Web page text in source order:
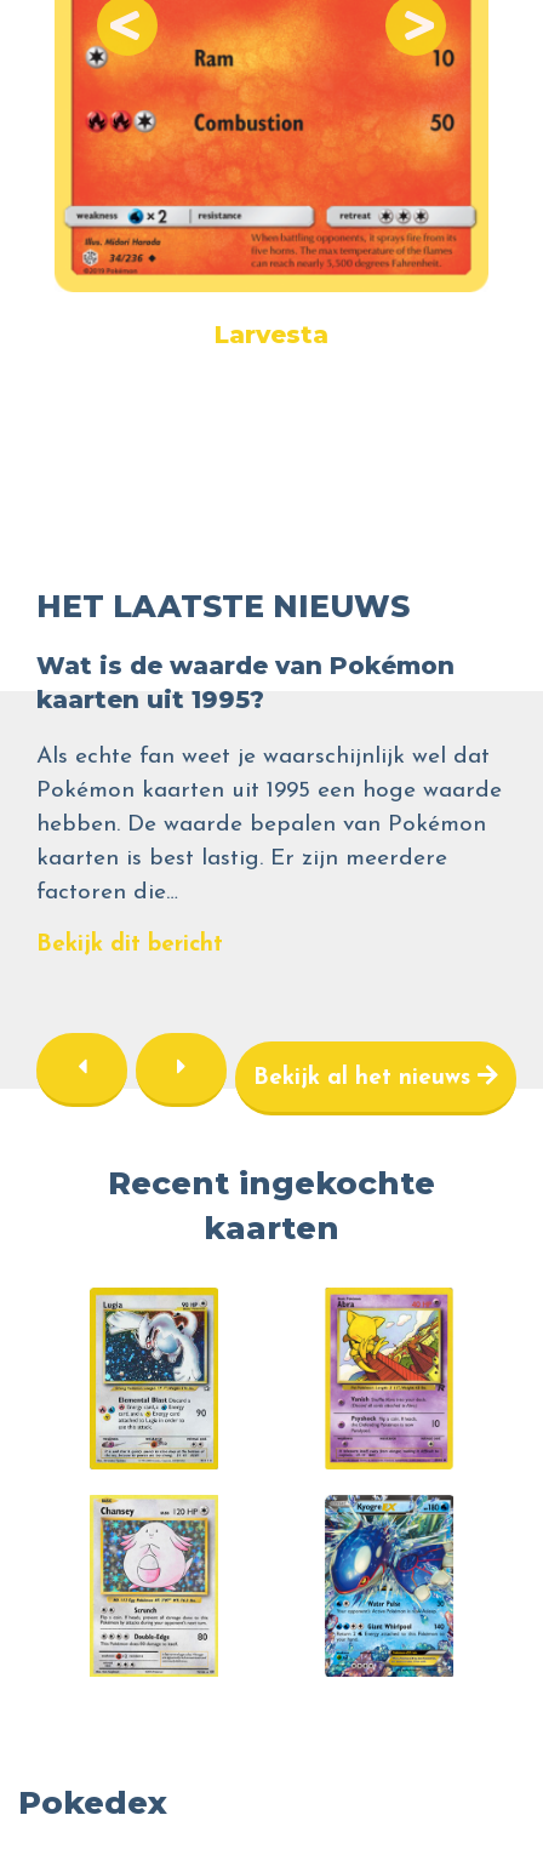
Larvesta
HET LAATSTE NIEUWS
Wat is de waarde van Pokémon
kaarten uit 1995?
Als echte fan weet je waarschijnlijk wel dat
Pokémon kaarten uit 1995 een hoge waarde
hebben. De waarde bepalen van Pokémon
kaarten is best lastig. Er zijn meerdere
factoren die…
Bekijk dit bericht
Bekijk al het nieuws
Recent ingekochte
kaarten
Pokedex